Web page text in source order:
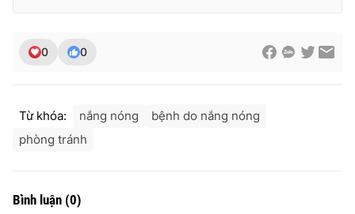
0 0
Từ khóa: nắng nóng
bệnh do nắng nóng
phòng tránh
Bình luận (0)